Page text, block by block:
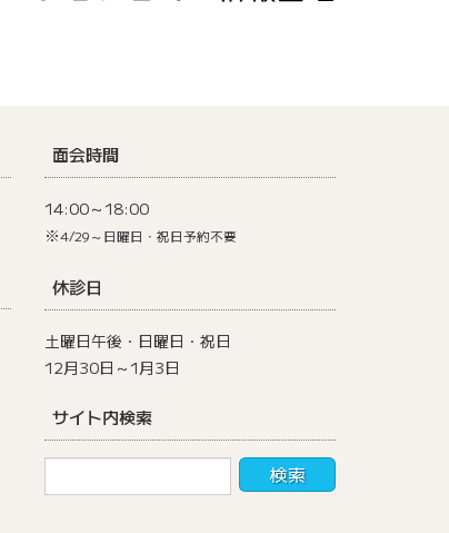
面会時間
14:00～18:00
※4/29～日曜日・祝日予約不要
休診日
土曜日午後・日曜日・祝日
12月30日～1月3日
サイト内検索